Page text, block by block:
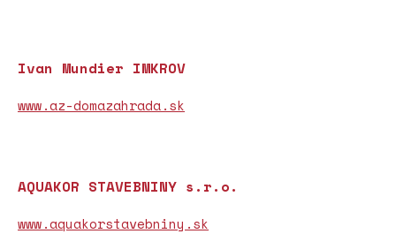
Ivan Mundier IMKROV
www.az-domazahrada.sk
AQUAKOR STAVEBNINY s.r.o.
www.aquakorstavebniny.sk